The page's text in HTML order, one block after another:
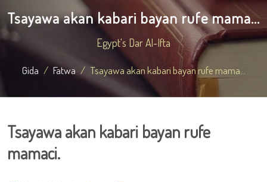
Tsayawa akan kabari bayan rufe mama...
Egypt's Dar Al-Ifta
Gida Fatwa Tsayawa akan kabari bayan rufe mama...
Tsayawa akan kabari bayan rufe
mamaci.